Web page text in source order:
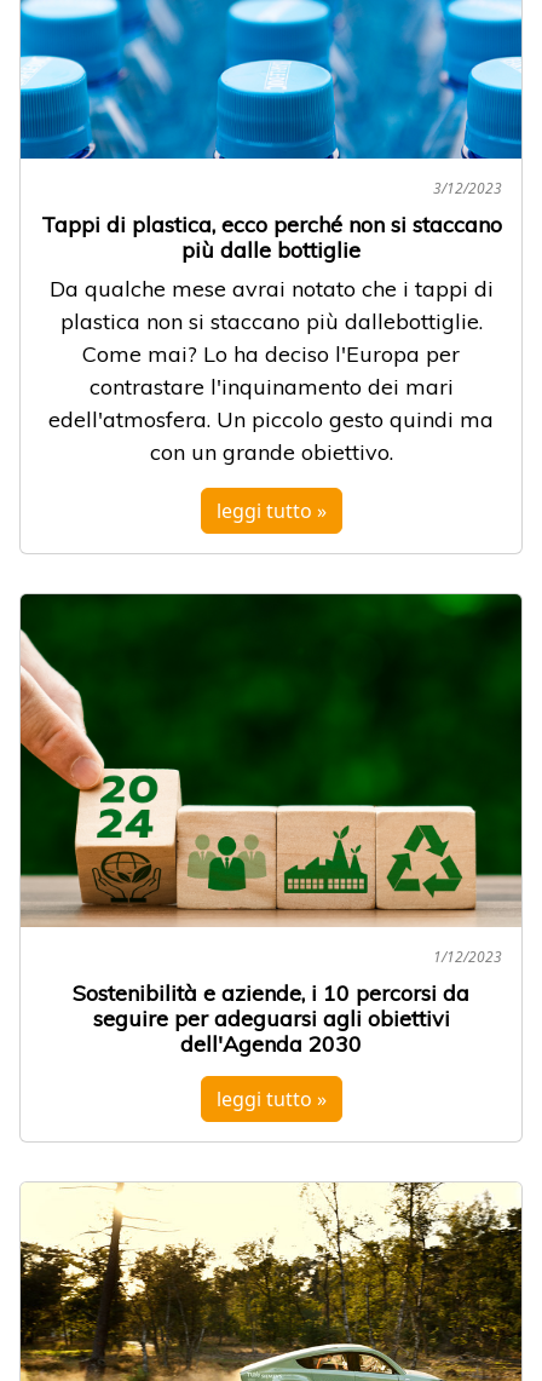
3/12/2023
Tappi di plastica, ecco perché non si staccano
più dalle bottiglie
Da qualche mese avrai notato che i tappi di
plastica non si staccano più dallebottiglie.
Come mai? Lo ha deciso l'Europa per
contrastare l'inquinamento dei mari
edell'atmosfera. Un piccolo gesto quindi ma
con un grande obiettivo.
leggi tutto »
1/12/2023
Sostenibilità e aziende, i 10 percorsi da
seguire per adeguarsi agli obiettivi
dell'Agenda 2030
leggi tutto »